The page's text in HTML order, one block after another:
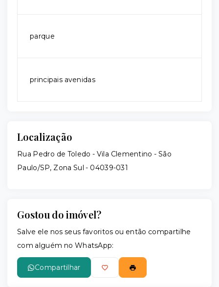
parque
principais avenidas
Localização
Rua Pedro de Toledo - Vila Clementino - São
Paulo/SP, Zona Sul - 04039-031
Gostou do imóvel?
Salve ele nos seus favoritos ou então compartilhe
com alguém no WhatsApp:
Compartilhar